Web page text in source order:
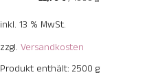
inkl. 13 % MwSt.
zzgl. Versandkosten
Produkt enthält: 2500 g